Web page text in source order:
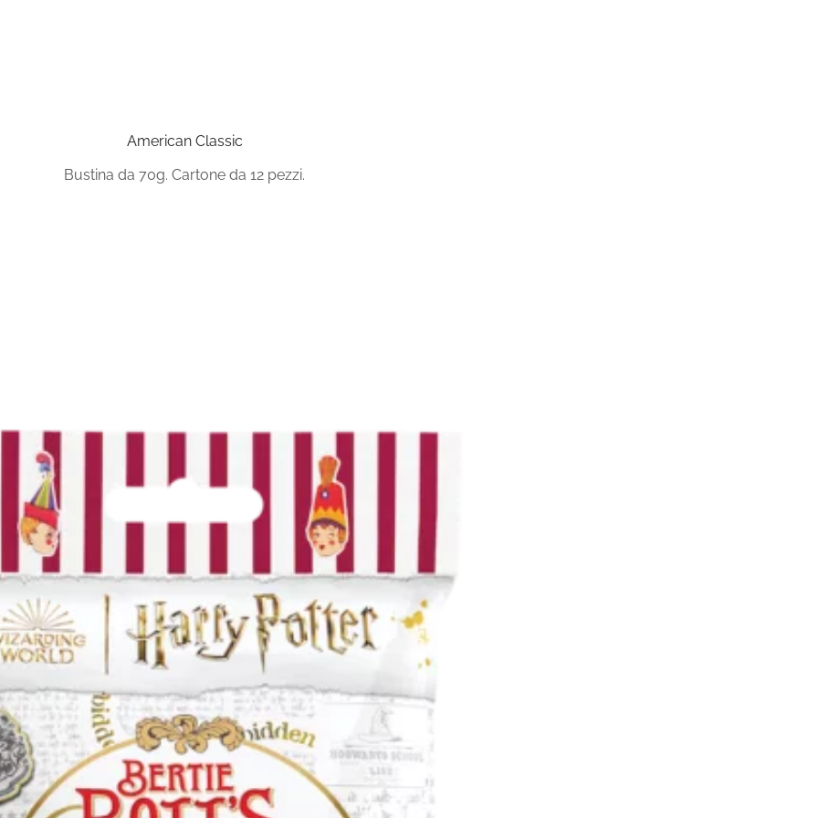
American Classic
Bustina da 70g. Cartone da 12 pezzi.